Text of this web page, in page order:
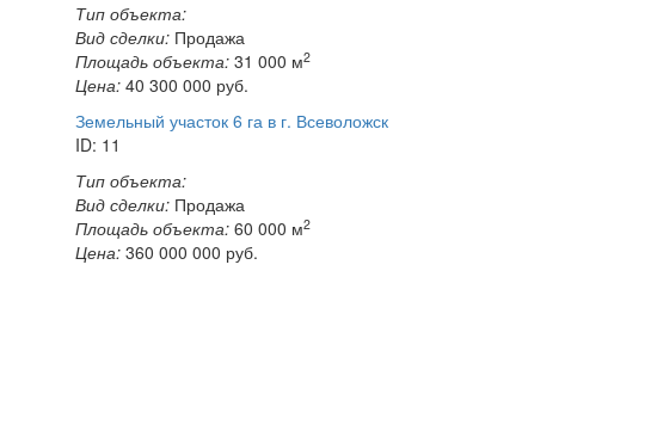
Тип объекта:
Вид сделки: Продажа
Площадь объекта: 31 000 м2
Цена: 40 300 000 руб.
Земельный участок 6 га в г. Всеволожск
ID: 11
Тип объекта:
Вид сделки: Продажа
Площадь объекта: 60 000 м2
Цена: 360 000 000 руб.